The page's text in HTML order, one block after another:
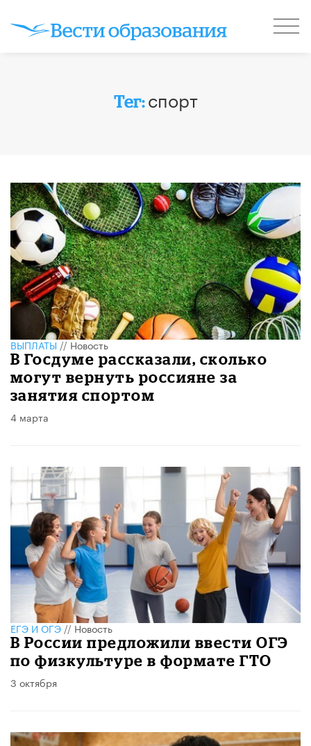
Тег:спорт
ВЫПЛАТЫ//Новость
В Госдуме рассказали, сколько
могут вернуть россияне за
занятия спортом
4 марта
ЕГЭ И ОГЭ//Новость
В России предложили ввести ОГЭ
по физкультуре в формате ГТО
3 октября